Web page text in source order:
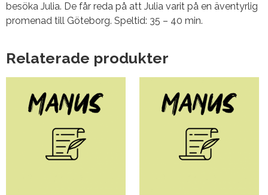
besöka Julia. De får reda på att Julia varit på en äventyrlig
promenad till Göteborg. Speltid: 35 – 40 min.
Relaterade produkter